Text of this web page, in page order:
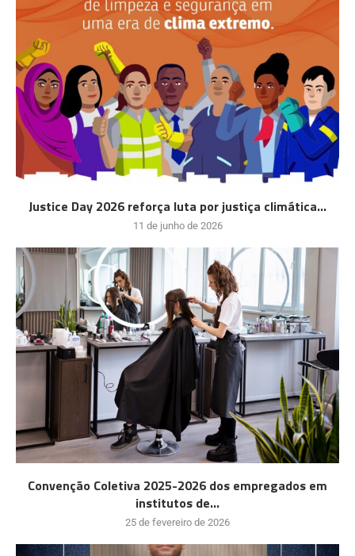
Justice Day 2026 reforça luta por justiça climática...
11 de junho de 2026
Convenção Coletiva 2025-2026 dos empregados em
institutos de...
25 de fevereiro de 2026